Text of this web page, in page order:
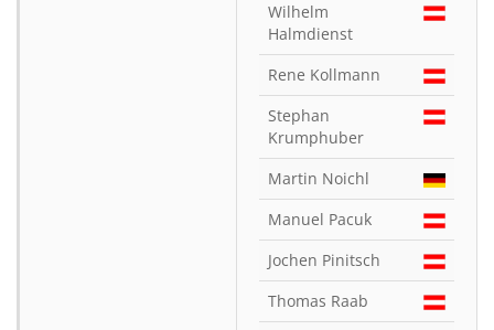
Wilhelm
Halmdienst
Rene Kollmann
Stephan
Krumphuber
Martin Noichl
Manuel Pacuk
Jochen Pinitsch
Thomas Raab